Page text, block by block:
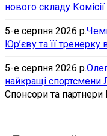
нового складу
5-е серпня 2026 р.
Юр’єву та її тренерку
5-е серпня 2026 р.
найкращі спортсмени
Спонсори та